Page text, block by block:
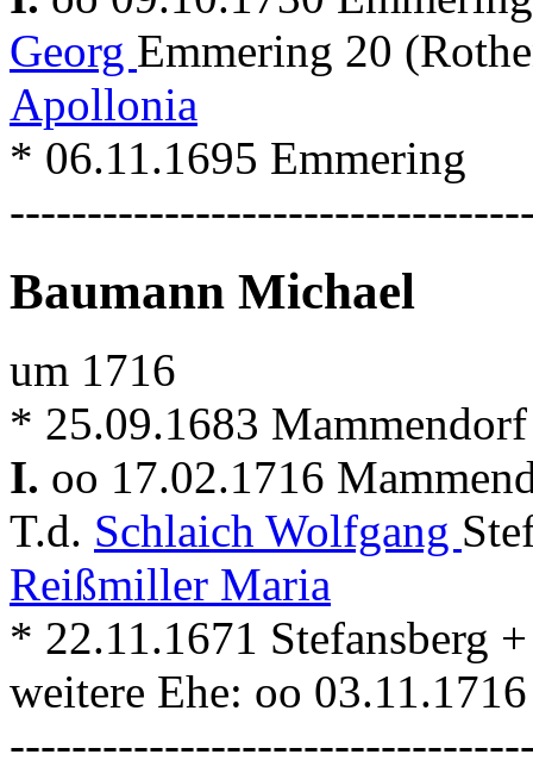
Georg Emmering 20
Apollonia
* 06.11.1695 Emmering
Baumann Michael
um 1716
* 25.09.1683
I. oo 17.02.1716
T.d. Schlaich Wolfgang
Reißmiller Maria
* 22.11.1671 Stefansberg
weitere Ehe: oo